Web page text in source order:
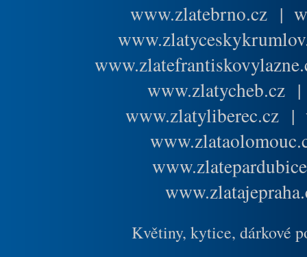
www.zlatebrno.cz |
www.zlatycheb.cz
www.zlatyliberec.cz |
Květiny, kytice, dárkové